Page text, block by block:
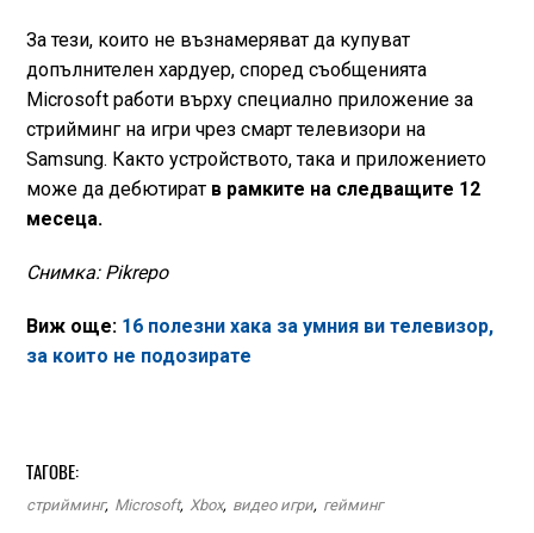
За тези, които не възнамеряват да купуват
допълнителен хардуер, според съобщенията
Microsoft работи върху специално приложение за
стрийминг на игри чрез смарт телевизори на
Samsung. Както устройството, така и приложението
може да дебютират в рамките на следващите 12
месеца.
Снимка: Pikrepo
Виж още: 16 полезни хакa за умния ви телевизор,
за които не подозирате
ТАГОВЕ:
стрийминг, Microsoft, Xbox, видео игри, гейминг